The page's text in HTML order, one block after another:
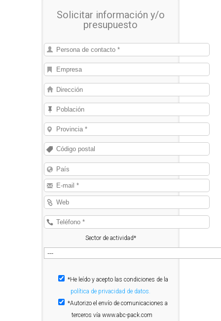
Solicitar información y/o
presupuesto
Sector de actividad*
*He leído y acepto las condiciones de la
política de privacidad de datos.
*Autorizo el envío de comunicaciones a
terceros vía www.abc-pack.com